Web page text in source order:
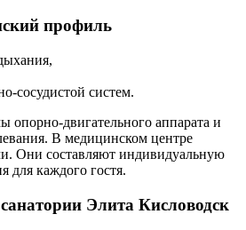
профиль
сосудистой систем.
опорно-двигательного аппарата и
В медицинском центре
Они составляют индивидуальную
для каждого гостя.
Элита Кисловодск